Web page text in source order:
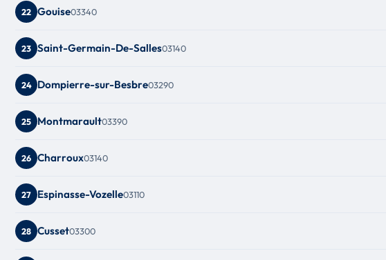
22 Gouise03340
23 Saint-Germain-De-Salles03140
24 Dompierre-sur-Besbre03290
25 Montmarault03390
26 Charroux03140
27 Espinasse-Vozelle03110
28 Cusset03300